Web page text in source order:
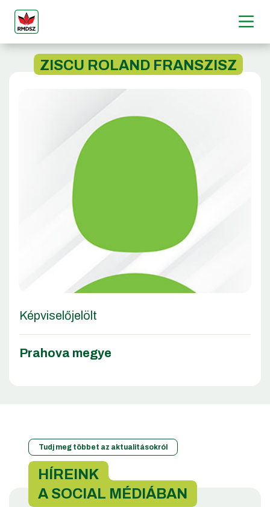
ZISCU ROLAND FRANSZISZ
Képviselőjelölt
Prahova megye
HÍREINK
A SOCIAL MÉDIÁBAN
Tudj meg többet az aktualitásokról